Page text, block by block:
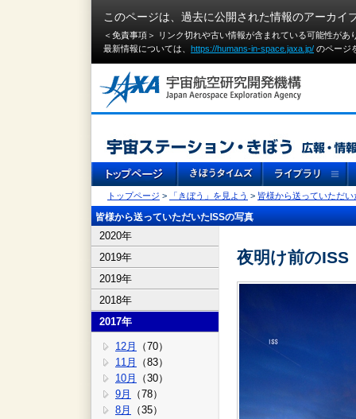
このページは、過去に公開された情報のアーカイ
＜免責事項＞ リンク切れや古い情報が含まれている可能性が
最新情報については、 https://humans-in-space.jaxa.jp/ のページ
トップページ > 「きぼう」を見よう > 皆様から送っていただい
皆様から送っていただいたISSの写真
2020年
2019年
2019年
2018年
2017年
12月
（70）
11月
（83）
10月
（30）
9月
（78）
8月
（35）
夜明け前のISS